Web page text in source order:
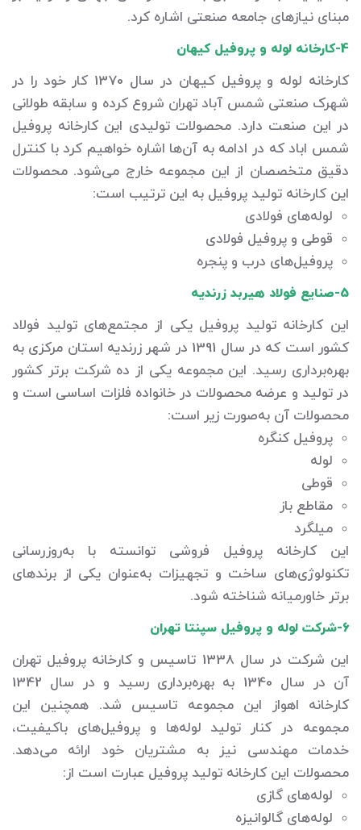
مبنای نیازهای جامعه صنعتی اشاره کرد.
4-کارخانه لوله و پروفیل کیهان
کارخانه لوله و پروفیل کیهان در سال 1370 کار خود را در
شهرک صنعتی شمس آباد تهران شروع کرده و سابقه طولانی
در این صنعت دارد. محصولات تولیدی این کارخانه پروفیل
شمس اباد که در ادامه به آن‌ها اشاره خواهیم کرد با کنترل
دقیق متخصصان از این مجموعه خارج می‌شود. محصولات
این کارخانه تولید پروفیل به این ترتیب است:
لوله‌های فولادی
قوطی و پروفیل فولادی
پروفیل‌های درب و پنجره
5-صنایع فولاد هیربد زرندیه
این کارخانه تولید پروفیل یکی از مجتمع‌های تولید فولاد
کشور است که در سال 1391 در شهر زرندیه استان مرکزی به
بهره‌برداری رسید. این مجموعه یکی از ده شرکت برتر کشور
در تولید و عرضه محصولات در خانواده فلزات اساسی است و
محصولات آن به‌صورت زیر است:
پروفیل کنگره
لوله
قوطی
مقاطع باز
میلگرد
این کارخانه پروفیل فروشی توانسته با به‌روزرسانی
تکنولوژی‌های ساخت و تجهیزات به‌عنوان یکی از برندهای
برتر خاورمیانه شناخته شود.
6-شرکت لوله و پروفیل سپنتا تهران
این شرکت در سال 1338 تاسیس و کارخانه پروفیل تهران
آن در سال 1340 به بهره‌برداری رسید و در سال 1342
کارخانه اهواز این مجموعه تاسیس شد. همچنین این
مجموعه در کنار تولید لوله‌ها و پروفیل‌های باکیفیت،
خدمات مهندسی نیز به مشتریان خود ارائه می‌دهد.
محصولات این کارخانه تولید پروفیل عبارت است از:
لوله‌های گازی
لوله‌های گالوانیزه